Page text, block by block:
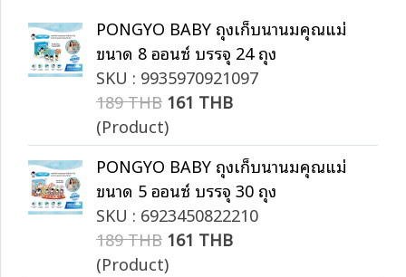
PONGYO BABY ถุงเก็บน้ำนมคุณแม่
ขนาด 8 ออนซ์ บรรจุ 24 ถุง
SKU : 9935970921097
189 THB 161 THB
(Product)
PONGYO BABY ถุงเก็บน้ำนมคุณแม่
ขนาด 5 ออนซ์ บรรจุ 30 ถุง
SKU : 6923450822210
189 THB 161 THB
(Product)